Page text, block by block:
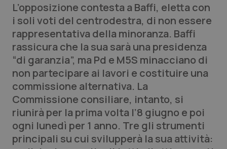
Professionisti Sanitari.AI
Abruzzo
Basilicata
Calabria
Campania
Emilia-Romagna
QS Pro Gold
Artrite & artrosi
Asma & BPCO
Car-T
Colesterolo & coronaropatie
QS Club Newsletter
L’opposizione contesta a Baffi, eletta con
i soli voti del centrodestra, di non essere
rappresentativa della minoranza. Baffi
rassicura che la sua sarà una presidenza
“di garanzia”, ma Pd e M5S minacciano di
non partecipare ai lavori e costituire una
commissione alternativa. La
Commissione consiliare, intanto, si
riunirà per la prima volta l’8 giugno e poi
ogni lunedì per 1 anno. Tre gli strumenti
principali su cui svilupperà la sua attività: